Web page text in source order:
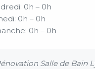
0h – 0h
0h – 0h
0h – 0h
Salle de Bain